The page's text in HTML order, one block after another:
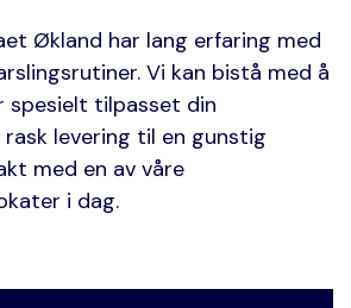
Økland har lang erfaring med
Vi kan bistå med å
spesielt tilpasset din
levering til en gunstig
med en av våre
i dag.